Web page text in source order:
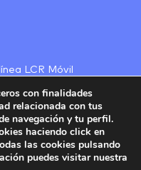
LCR Móvil
con finalidades
relacionada con tus
navegación y tu perfil.
haciendo click en
las cookies pulsando
puedes visitar nuestra